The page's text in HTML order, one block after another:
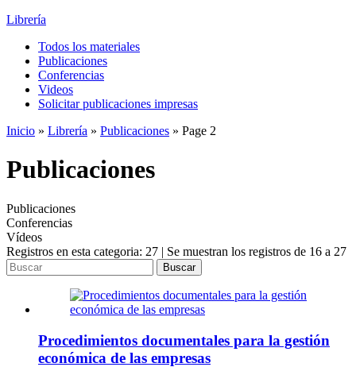
Librería
Todos los materiales
Publicaciones
Conferencias
Videos
Solicitar publicaciones impresas
Inicio » Librería » Publicaciones » Page 2
Publicaciones
Publicaciones
Conferencias
Vídeos
Registros en esta categoria: 27 | Se muestran los registros de 16 a 27
Buscar
Procedimientos documentales para la gestión
económica de las empresas